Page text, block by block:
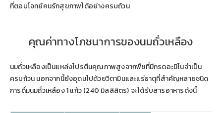
ที่ตอบโจทย์คนรักสุขภาพได้อย่างครบถ้วน
คุณค่าทางโภชนาการของนมถั่วเหลือง
นมถั่วเหลืองเป็นแหล่งโปรตีนคุณภาพสูงจากพืชที่มีกรดอะมิโนจำเป็น
ครบถ้วน นอกจากนี้ยังอุดมไปด้วยวิตามินและแร่ธาตุที่สำคัญหลายชนิด
การดื่มนมถั่วเหลือง 1 แก้ว (240 มิลลิลิตร) จะได้รับสารอาหารดังนี้